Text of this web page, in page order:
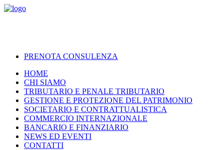
PRENOTA CONSULENZA
HOME
CHI SIAMO
TRIBUTARIO E PENALE TRIBUTARIO
GESTIONE E PROTEZIONE DEL PATRIMONIO
SOCIETARIO E CONTRATTUALISTICA
COMMERCIO INTERNAZIONALE
BANCARIO E FINANZIARIO
NEWS ED EVENTI
CONTATTI